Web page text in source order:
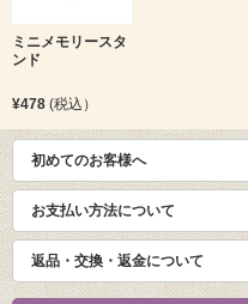
ミニメモリースタ
ンド
¥478 (税込）
初めてのお客様へ
お支払い方法について
返品・交換・返金について